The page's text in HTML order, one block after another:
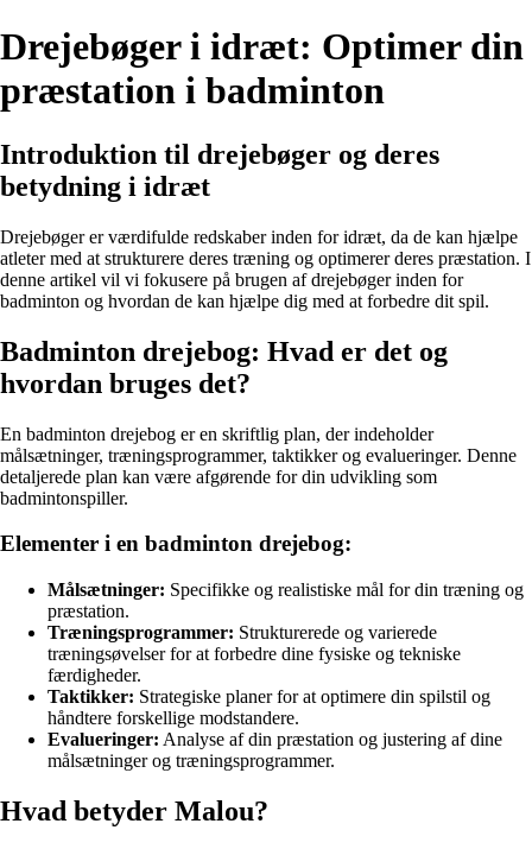
Drejebøger i idræt: Optimer din
præstation i badminton
Introduktion til drejebøger og deres
betydning i idræt
Drejebøger er værdifulde redskaber inden for idræt, da de kan hjælpe
atleter med at strukturere deres træning og optimerer deres præstation. I
denne artikel vil vi fokusere på brugen af drejebøger inden for
badminton og hvordan de kan hjælpe dig med at forbedre dit spil.
Badminton drejebog: Hvad er det og
hvordan bruges det?
En badminton drejebog er en skriftlig plan, der indeholder
målsætninger, træningsprogrammer, taktikker og evalueringer. Denne
detaljerede plan kan være afgørende for din udvikling som
badmintonspiller.
Elementer i en badminton drejebog:
Målsætninger: Specifikke og realistiske mål for din træning og
præstation.
Træningsprogrammer: Strukturerede og varierede
træningsøvelser for at forbedre dine fysiske og tekniske
færdigheder.
Taktikker: Strategiske planer for at optimere din spilstil og
håndtere forskellige modstandere.
Evalueringer: Analyse af din præstation og justering af dine
målsætninger og træningsprogrammer.
Hvad betyder Malou?